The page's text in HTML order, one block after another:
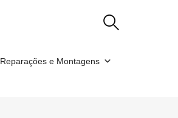
Reparações e Montagens